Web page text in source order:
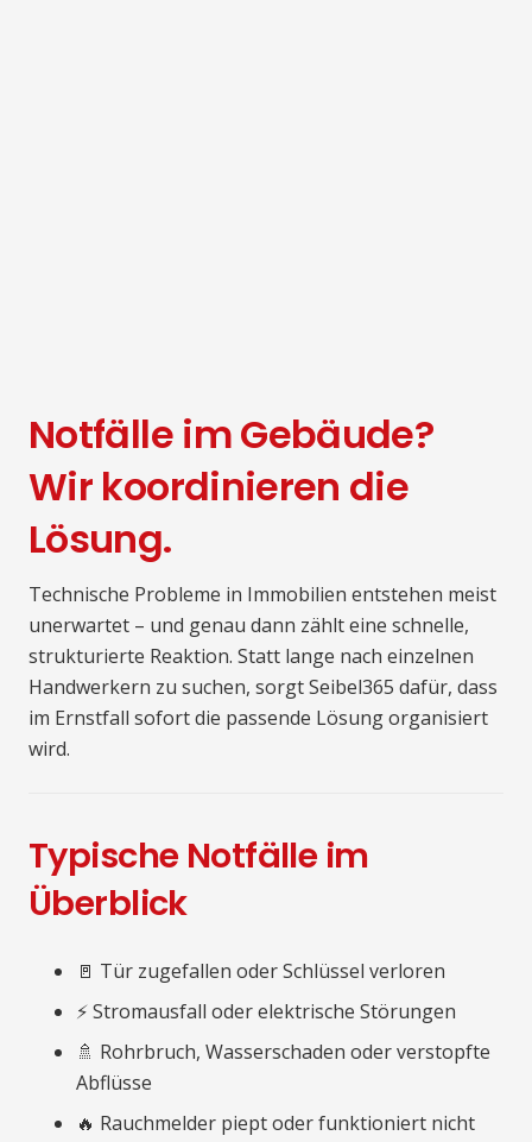
Notfälle im Gebäude?
Wir koordinieren die
Lösung.
Technische Probleme in Immobilien entstehen meist
unerwartet – und genau dann zählt eine schnelle,
strukturierte Reaktion. Statt lange nach einzelnen
Handwerkern zu suchen, sorgt Seibel365 dafür, dass
im Ernstfall sofort die passende Lösung organisiert
wird.
Typische Notfälle im
Überblick
🚪 Tür zugefallen oder Schlüssel verloren
⚡ Stromausfall oder elektrische Störungen
🚿 Rohrbruch, Wasserschaden oder verstopfte
Abflüsse
🔥 Rauchmelder piept oder funktioniert nicht